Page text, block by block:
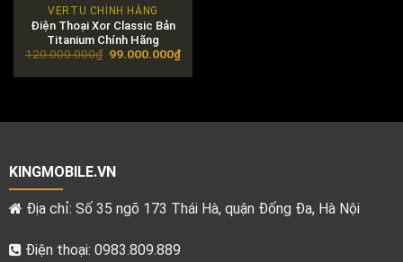
VERTU CHÍNH HÃNG
Điện Thoại Xor Classic Bản
Titanium Chính Hãng
120.000.000₫ Original
was:
99.000.000₫Current
is:
KINGMOBILE.VN
Địa chỉ: Số 35 ngõ 173 Thái Hà, quận Đống Đa, Hà Nội
Điện thoại: 0983.809.889